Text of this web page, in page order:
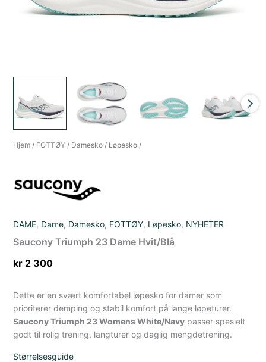
Hjem / FOTTØY / Damesko / Løpesko /
DAME, Dame, Damesko, FOTTØY, Løpesko, NYHETER
Saucony Triumph 23 Dame Hvit/Blå
kr 2 300
Dette er en svært komfortabel løpesko for damer som
prioriterer demping og stabil komfort på lange løpeturer.
Saucony Triumph 23 Womens White/Navy passer spesielt
godt til rolig trening, langturer og daglig mengdetrening.
Størrelsesguide